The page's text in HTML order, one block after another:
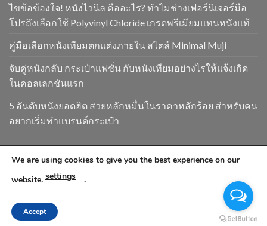
ไขข้อข้องใจ! หนังไวนิล คืออะไร? ทำไมช่างเฟอร์นิเจอร์มือ
โปรถึงเลือกใช้ Polyvinyl Chloride เกรดพรีเมียมแทนหนังแท้
คู่มือเลือกหนังเทียมตกแต่งภายใน สไตล์ Minimal Muji
จับคู่หนังกลับ กระเป๋าแฟชั่น กับหนังเทียมอย่างไรให้แจ้งเกิด
ในคอลเลกชันแรก
5 อันดับหนังยอดฮิต สวยหลักหมื่นในราคาหลักร้อย สำหรับคน
อยากเริ่มทำแบรนด์กระเป๋า
Copyright 2026 ©www.goldendragonpvc.com . All condition is
subject to Goldendragonpvc policy, reserves the right to
We are using cookies to give you the best experience on our
website. settings .
Accept